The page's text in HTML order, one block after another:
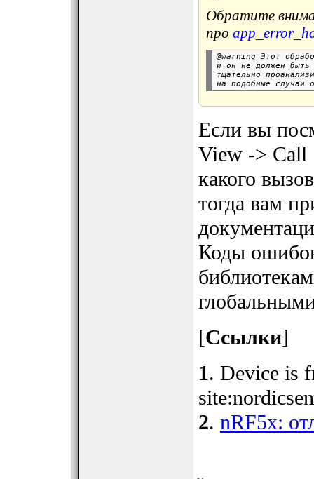
Обратите
про
@warning Этот
и он не должен быть
тщательно
Если вы
View -> Call
какого
тогда вам
Коды
[Ссылки]
1. Device is
2. nRF5x: